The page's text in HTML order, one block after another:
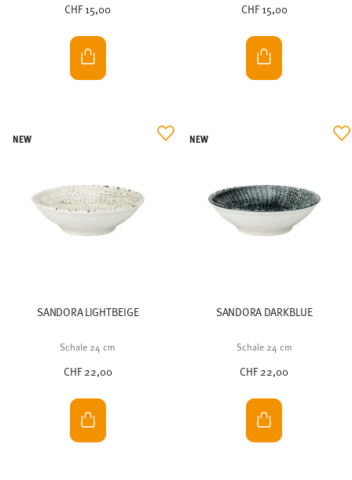
CHF 15,00 CHF 15,00
SANDORA LIGHTBEIGE
Schale 24 cm
CHF 22,00
NEW
SANDORA DARKBLUE
Schale 24 cm
CHF 22,00
NEW